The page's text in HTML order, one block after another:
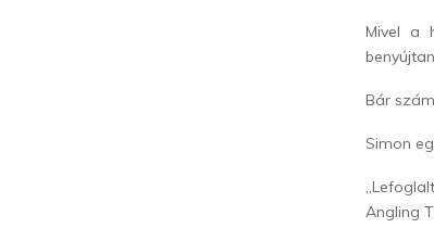
Mivel a
Bár
Simon
Angling